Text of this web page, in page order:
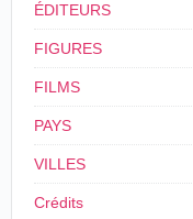
ÉDITEURS
FIGURES
FILMS
PAYS
VILLES
Crédits